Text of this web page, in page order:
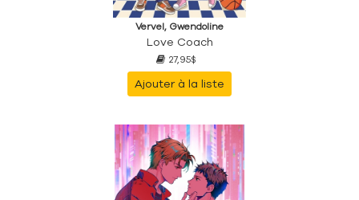
Vervel, Gwendoline
Love Coach
27,95$
Ajouter à la liste